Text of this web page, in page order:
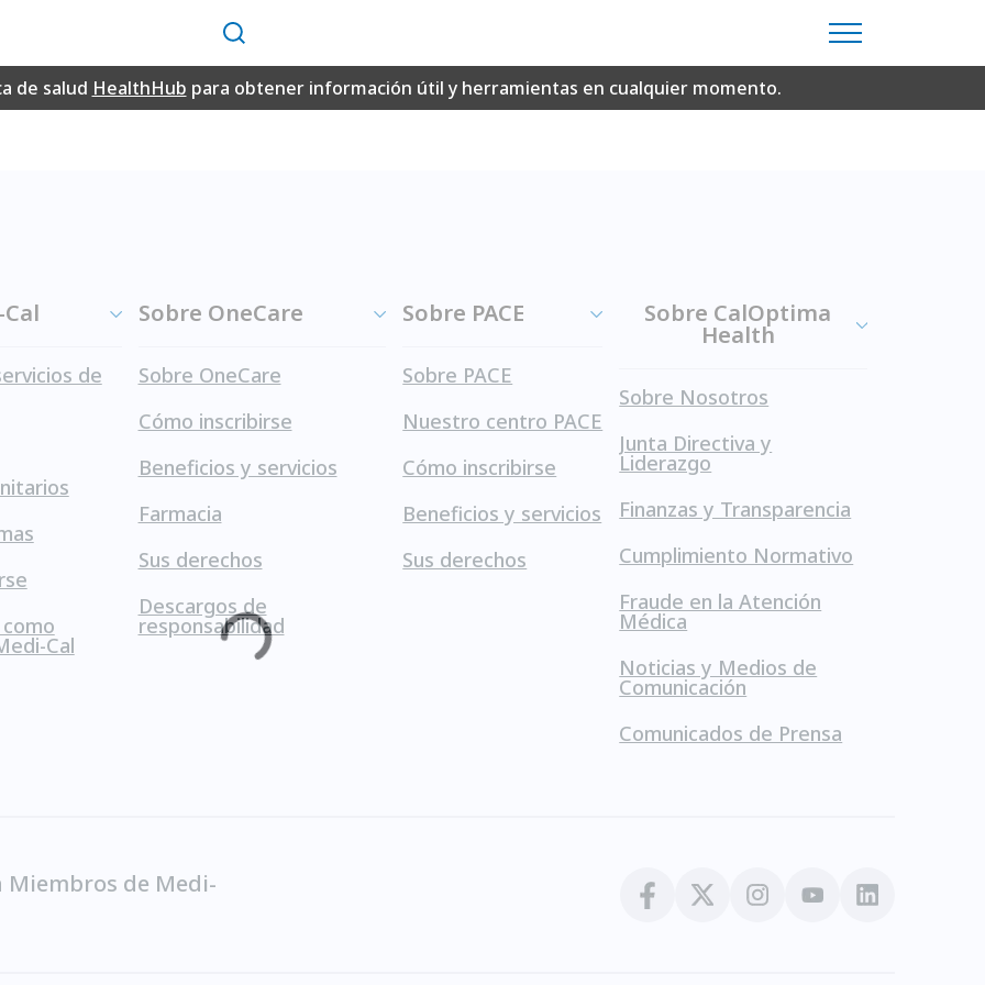
Buscar
de salud HealthHub para obtener información útil y herramientas en cualquier momento.
PDF disponibles en este sitio web requieren el lector gratuito Adobe Reader para leer los
Reader de forma gratuita del sitio web de Adobe.
de
Cal
Sobre OneCare
Sobre OneCare
Cómo inscribirse
Beneficios y servicios
Farmacia
Sus derechos
Descargos de
responsabilidad
Sobre PACE
Sobre PACE
Nuestro centro PACE
Cómo inscribirse
Beneficios y servicios
Sus derechos
Sobre CalOptima
Health
Sobre Nosotros
Junta Directiva y
Liderazgo
Finanzas y Transparencia
Cumplimiento Normativo
Fraude en la Atención
Médica
Noticias y Medios de
Comunicación
Comunicados de Prensa
Miembros de Medi-